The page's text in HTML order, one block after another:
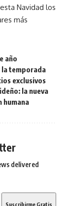
Navidad los
más
año
la temporada
exclusivos
la nueva
humana
delivered